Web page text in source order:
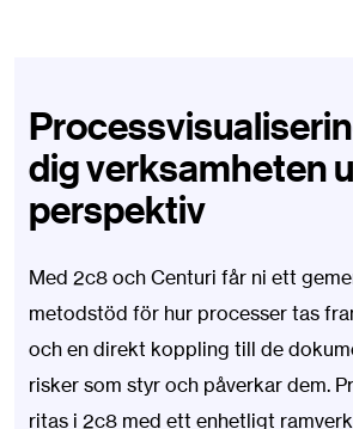
dig verksamheten
perspektiv
Med 2c8 och Centuri får ni ett
metodstöd för hur processer tas
och en direkt koppling till de
risker som styr och påverkar dem.
ritas i 2c8 med ett enhetligt